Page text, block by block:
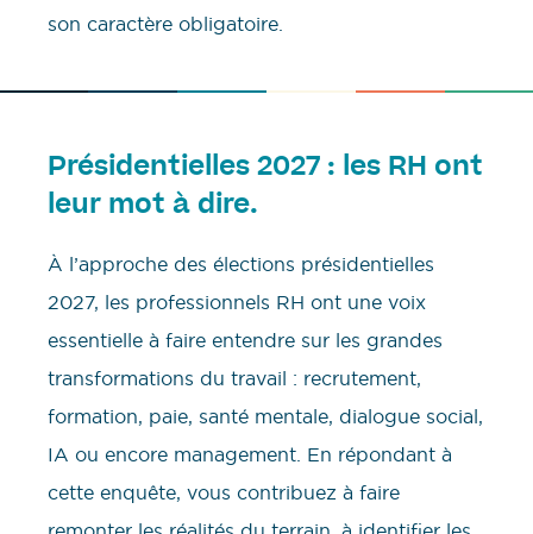
son caractère obligatoire.
Présidentielles 2027 : les RH ont
leur mot à dire.
À l’approche des élections présidentielles
2027, les professionnels RH ont une voix
essentielle à faire entendre sur les grandes
transformations du travail : recrutement,
formation, paie, santé mentale, dialogue social,
IA ou encore management. En répondant à
cette enquête, vous contribuez à faire